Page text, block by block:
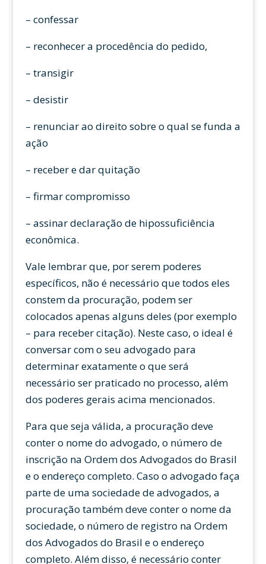
– confessar
– reconhecer a procedência do pedido,
– transigir
– desistir
– renunciar ao direito sobre o qual se funda a
ação
– receber e dar quitação
– firmar compromisso
– assinar declaração de hipossuficiência
econômica.
Vale lembrar que, por serem poderes
específicos, não é necessário que todos eles
constem da procuração, podem ser
colocados apenas alguns deles (por exemplo
– para receber citação). Neste caso, o ideal é
conversar com o seu advogado para
determinar exatamente o que será
necessário ser praticado no processo, além
dos poderes gerais acima mencionados.
Para que seja válida, a procuração deve
conter o nome do advogado, o número de
inscrição na Ordem dos Advogados do Brasil
e o endereço completo. Caso o advogado faça
parte de uma sociedade de advogados, a
procuração também deve conter o nome da
sociedade, o número de registro na Ordem
dos Advogados do Brasil e o endereço
completo. Além disso, é necessário conter